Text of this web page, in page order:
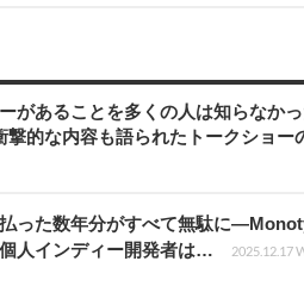
があることを多くの人は知らなか
撃的な内容も語られたトークショー
った数年分がすべて無駄に
人インディー開発者は…
2025.12.17